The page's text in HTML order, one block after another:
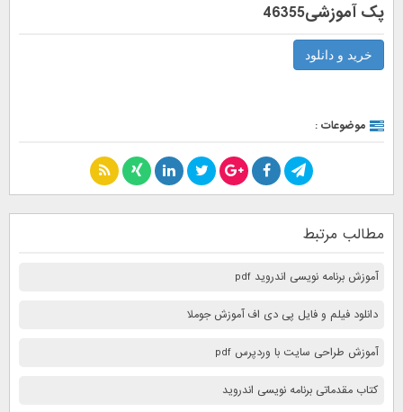
پک آموزشی46355
خرید و دانلود
موضوعات :
مطالب مرتبط
آموزش برنامه نویسی اندروید pdf
دانلود فیلم و فایل پی دی اف آموزش جوملا
آموزش طراحی سایت با وردپرس pdf
کتاب مقدماتی برنامه نویسی اندروید